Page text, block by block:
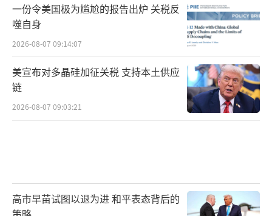
一份令美国极为尴尬的报告出炉 关税反
噬自身
2026-08-07 09:14:07
美宣布对多晶硅加征关税 支持本土供应
链
2026-08-07 09:03:21
高市早苗试图以退为进 和平表态背后的